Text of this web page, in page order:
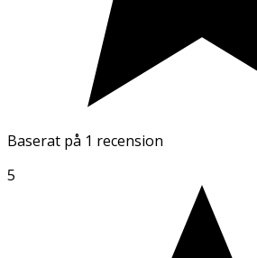
Baserat på 1 recension
5